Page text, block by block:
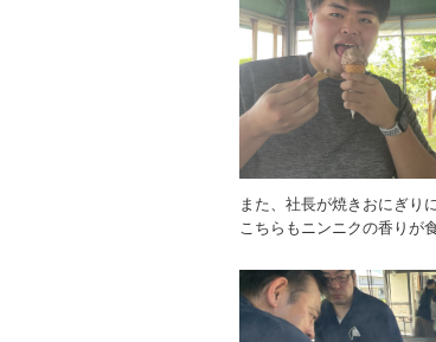
また、社長が焼きおにぎり
こちらもニンニクの香りが